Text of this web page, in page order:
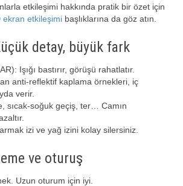
etkileşimi hakkında pratik bir özet için
ekran etkileşimi başlıklarına da göz atın.
detay, büyük fark
Işığı bastırır, görüşü rahatlatır.
anti‑reflektif kaplama örnekleri, iç
verir.
sıcak-soğuk geçiş, ter… Camın
izi ve yağ izini kolay silersiniz.
ve oturuş
Uzun oturum için iyi.